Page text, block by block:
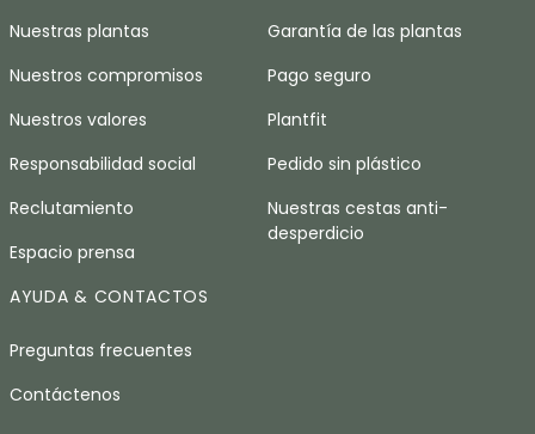
Nuestras plantas
Nuestros compromisos
Nuestros valores
Responsabilidad social
Reclutamiento
Espacio prensa
Garantía de las plantas
Pago seguro
Plantfit
Pedido sin plástico
Nuestras cestas anti-
desperdicio
AYUDA & CONTACTOS
Preguntas frecuentes
Contáctenos